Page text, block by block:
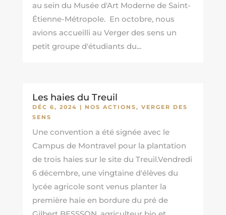
au sein du Musée d'Art Moderne de Saint-
Étienne-Métropole. En octobre, nous
avions accueilli au Verger des sens un
petit groupe d'étudiants du...
Les haies du Treuil
DÉC 6, 2024 | NOS ACTIONS, VERGER DES
SENS
Une convention a été signée avec le
Campus de Montravel pour la plantation
de trois haies sur le site du Treuil.Vendredi
6 décembre, une vingtaine d'élèves du
lycée agricole sont venus planter la
première haie en bordure du pré de